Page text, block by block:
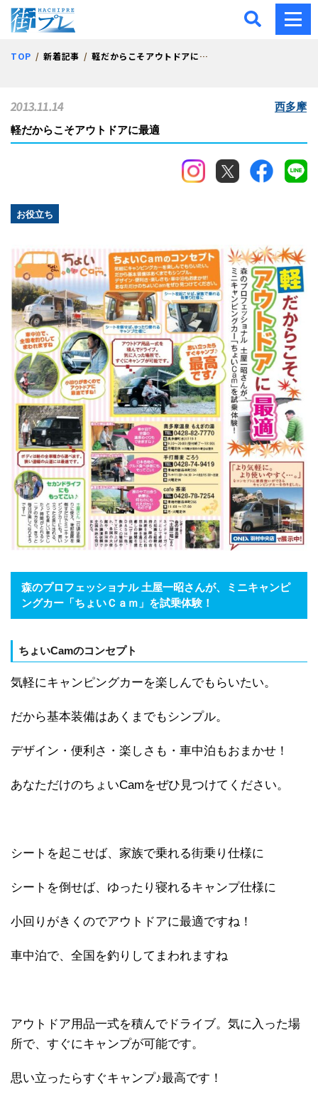
街プレ -東京・西多摩の
TOP 新着記事 軽だからこそアウトドアに最適
軽だからこそアウトドアに最適
お役立ち
2013.11.14 西多摩
森のプロフェッショナル 土屋一昭さんが、ミニキャンピ
ングカー「ちょいＣａｍ」を試乗体験！
ちょいCamのコンセプト
気軽にキャンピングカーを楽しんでもらいたい。
だから基本装備はあくまでもシンプル。
デザイン・便利さ・楽しさも・車中泊もおまかせ！
あなただけのちょいCamをぜひ見つけてください。
シートを起こせば、家族で乗れる街乗り仕様に
シートを倒せば、ゆったり寝れるキャンプ仕様に
小回りがきくのでアウトドアに最適ですね！
車中泊で、全国を釣りしてまわれますね
アウトドア用品一式を積んでドライブ。気に入った場
所で、すぐにキャンプが可能です。
思い立ったらすぐキャンプ♪最高です！